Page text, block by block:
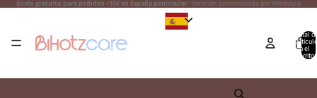
Envío gratuito para pedidos +35€ en España peninsular· Atención personalizada por WhatsApp
Total
en el